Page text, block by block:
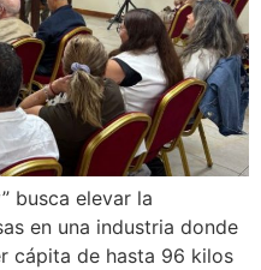
busca elevar la
en una industria donde
cápita de hasta 96 kilos